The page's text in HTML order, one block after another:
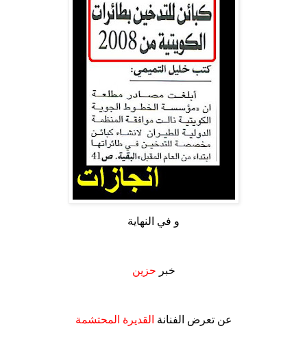
و في النهاية
خبر حزين
عن تعرض الفنانة القديرة المحتشمة